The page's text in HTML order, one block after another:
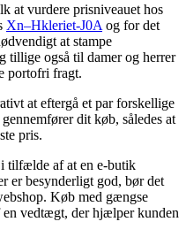
at vurdere prisniveauet hos
Xn–Hkleriet-J0A og for det
at stampe
tillige også til damer og herrer
portofri fragt.
at eftergå et par forskellige
dit køb, således at
pris.
tilfælde af at en e-butik
er besynderligt god, bør det
Køb med gængse
vedtægt, der hjælper kunden